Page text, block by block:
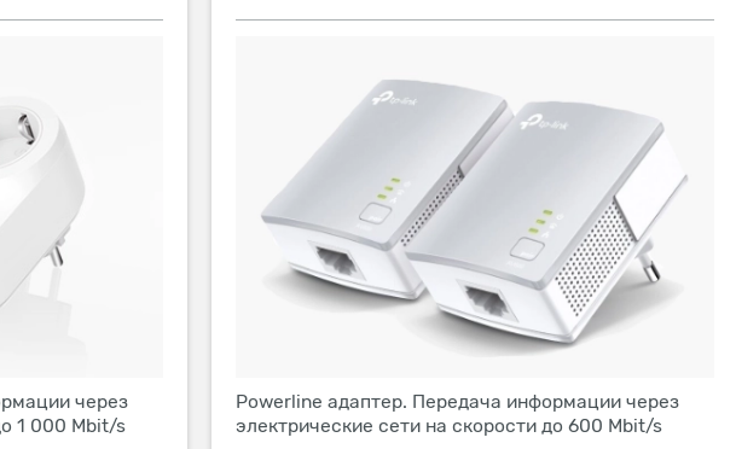
через
1 000 Mbit/s
Powerline адаптер. Передача информации через
электрические сети на скорости до 600 Mbit/s